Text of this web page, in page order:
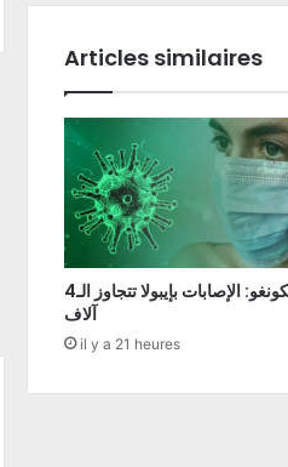
Articles similaires
الكونغو: الإصابات بإيبولا تتجاوز الـ4
آلاف
il y a 21 heures